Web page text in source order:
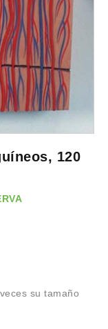
120
su tamaño